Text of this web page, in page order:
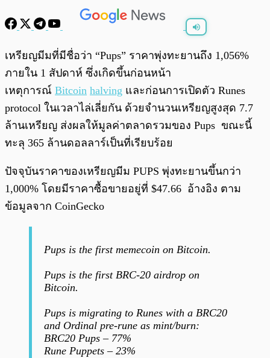
พร้อมเล่น 0:00
เหรียญมีมที่มีชื่อว่า “Pups” ราคาพุ่งทะยานถึง 1,056%
ภายใน 1 สัปดาห์ ซึ่งเกิดขึ้นก่อนหน้า
เหตุการณ์ Bitcoin halving และก่อนการเปิดตัว Runes
protocol ในเวลาไล่เลี่ยกัน ด้วยจำนวนเหรียญสูงสุด 7.7
ล้านเหรียญ ส่งผลให้มูลค่าตลาดรวมของ Pups ขณะนี้
ทะลุ 365 ล้านดอลลาร์เป็นที่เรียบร้อย
ปัจจุบันราคาของเหรียญมีม PUPS พุ่งทะยานขึ้นกว่า
1,000% โดยมีราคาซื้อขายอยู่ที่ $47.66 อ้างอิง ตาม
ข้อมูลจาก CoinGecko
Pups is the first memecoin on Bitcoin.
Pups is the first BRC-20 airdrop on
Bitcoin.
Pups is migrating to Runes with a BRC20
and Ordinal pre-rune as mint/burn:
BRC20 Pups – 77%
Rune Puppets – 23%